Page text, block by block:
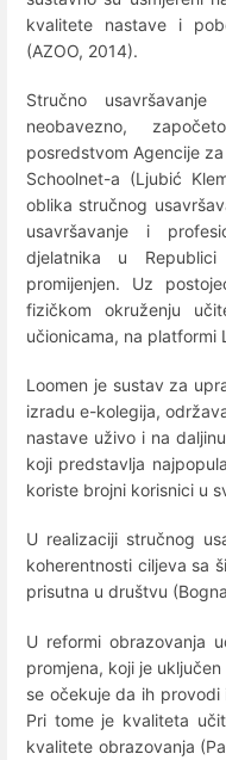
kvalitete nastave i
(AZOO, 2014).
Stručno
neobavezno,
posredstvom Agencije
Schoolnet-a (Ljubić
oblika stručnog
usavršavanje i
djelatnika u
promijenjen. Uz
fizičkom okruženju
učionicama, na platformi
Loomen je sustav za
izradu e-kolegija,
nastave uživo i na
koji predstavlja
koriste brojni korisnici u
U realizaciji stručnog
koherentnosti ciljeva sa
prisutna u društvu
U reformi obrazovanja
promjena, koji je
se očekuje da ih
Pri tome je kvaliteta
kvalitete obrazovanja